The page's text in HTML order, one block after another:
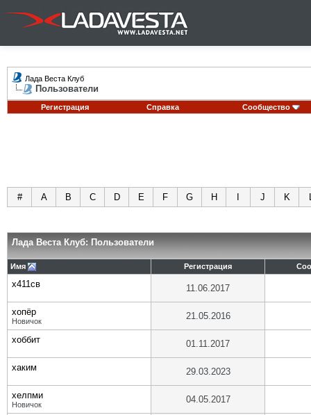
Лада Веста Клуб
Пользователи
Регистрация Справка Сообщество
# A B C D E F G H J K
Лада Веста Клуб: Пользователи
Имя Регистрация
х411св 11.06.2017
хопёр
Новичок 21.05.2016
хоббит 01.11.2017
хаким 29.03.2023
хелпми
Новичок 04.05.2017